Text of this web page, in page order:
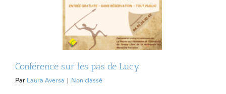
Conférence sur les pas de Lucy
Par Laura Aversa | Non classé